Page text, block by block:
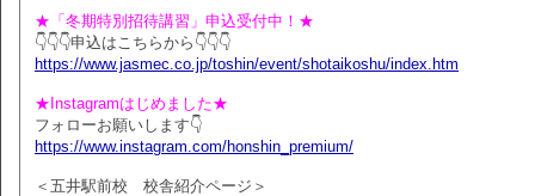
★「冬期特別招待講習」申込受付中！★
👇👇👇申込はこちらから👇👇👇
https://www.jasmec.co.jp/toshin/event/shotaikoshu/index.htm
★Instagramはじめました★
フォローお願いします👇
https://www.instagram.com/honshin_premium/
＜五井駅前校 校舎紹介ページ＞